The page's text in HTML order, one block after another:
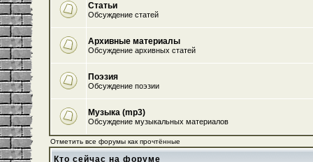
Статьи
Обсуждение статей
Архивные материалы
Обсуждение архивных статей
Поэзия
Обсуждение поэзии
Музыка (mp3)
Обсуждение музыкальных материалов
Отметить все форумы как прочтённые
Кто сейчас на форуме